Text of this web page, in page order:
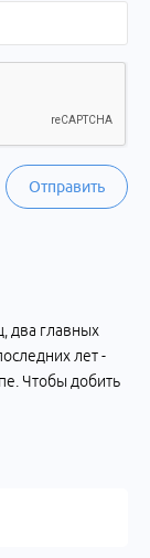
Отправить
два главных
лет -
Чтобы добить